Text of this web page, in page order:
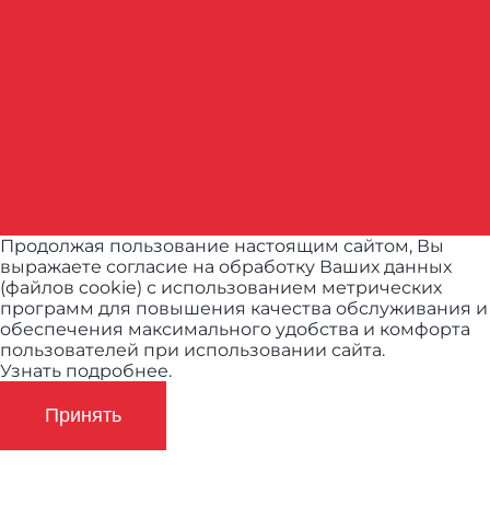
Продолжая пользование настоящим сайтом, Вы
выражаете согласие на обработку Ваших данных
(файлов cookie) с использованием метрических
программ для повышения качества обслуживания и
обеспечения максимального удобства и комфорта
пользователей при использовании сайта.
Узнать подробнее.
Принять